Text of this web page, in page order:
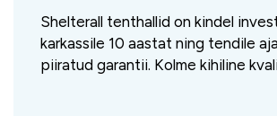
Shelterall tenthallid on kindel
karkassile 10 aastat ning tendile
piiratud garantii. Kolme kihiline